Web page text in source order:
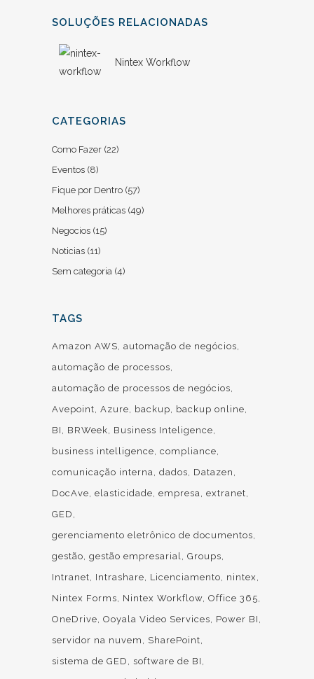
SOLUÇÕES RELACIONADAS
Nintex Workflow
CATEGORIAS
Como Fazer (22)
Eventos (8)
Fique por Dentro (57)
Melhores práticas (49)
Negocios (15)
Noticias (11)
Sem categoria (4)
TAGS
Amazon AWS automação de negócios
automação de processos
automação de processos de negócios
Avepoint Azure backup
backup online
BI
BRWeek
Business Inteligence
business intelligence compliance
comunicação interna dados
Datazen
DocAve elasticidade empresa extranet
GED
gerenciamento eletrônico de documentos
gestão gestão empresarial Groups
Intranet
Intrashare Licenciamento
nintex
Nintex Forms
Nintex Workflow Office 365
OneDrive Ooyala Video Services
Power BI
servidor na nuvem
SharePoint
sistema de GED
software de BI